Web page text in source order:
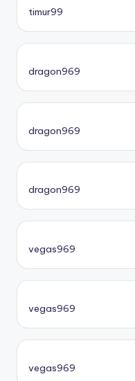
timur99
dragon969
dragon969
dragon969
vegas969
vegas969
vegas969